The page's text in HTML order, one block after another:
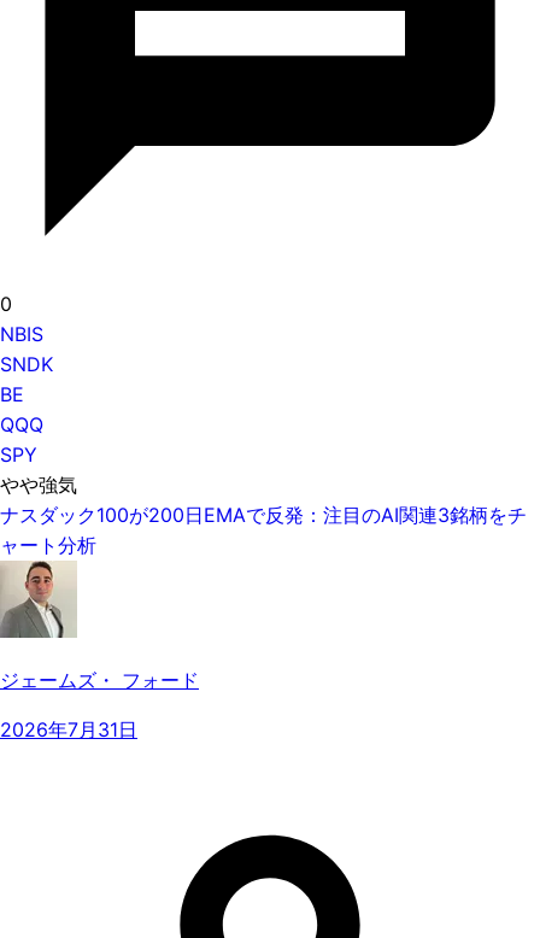
0
NBIS
SNDK
BE
QQQ
SPY
やや強気
ナスダック100が200日EMAで反発：注目のAI関連3銘柄をチ
ャート分析
ジェームズ・ フォード
2026年7月31日